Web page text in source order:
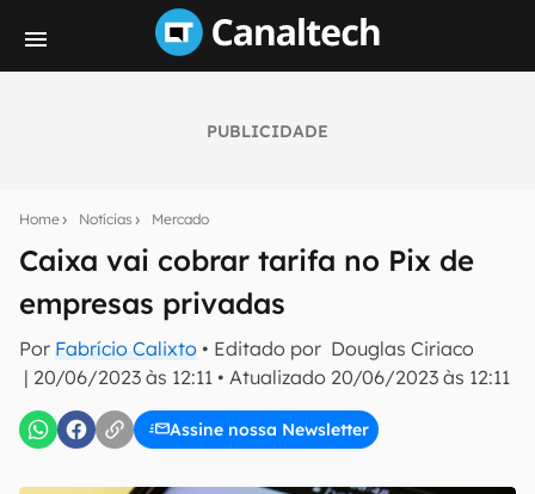
PUBLICIDADE
Home Notícias Mercado
Caixa vai cobrar tarifa no Pix de
empresas privadas
Por Fabrício Calixto • Editado por Douglas Ciriaco
| 20/06/2023 às 12:11 • Atualizado 20/06/2023 às 12:11
Assine nossa Newsletter
notícias e reviews sobre tecnologia em primeira
mão.
E-mail